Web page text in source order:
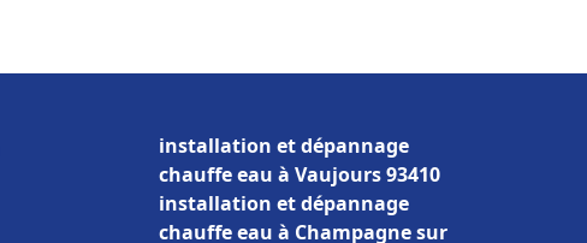
installation et dépannage
chauffe eau à Vaujours 93410
installation et dépannage
chauffe eau à Champagne sur